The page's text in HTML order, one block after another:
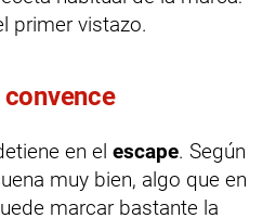
primer vistazo.
en el escape. Según
muy bien, algo que en
marcar bastante la